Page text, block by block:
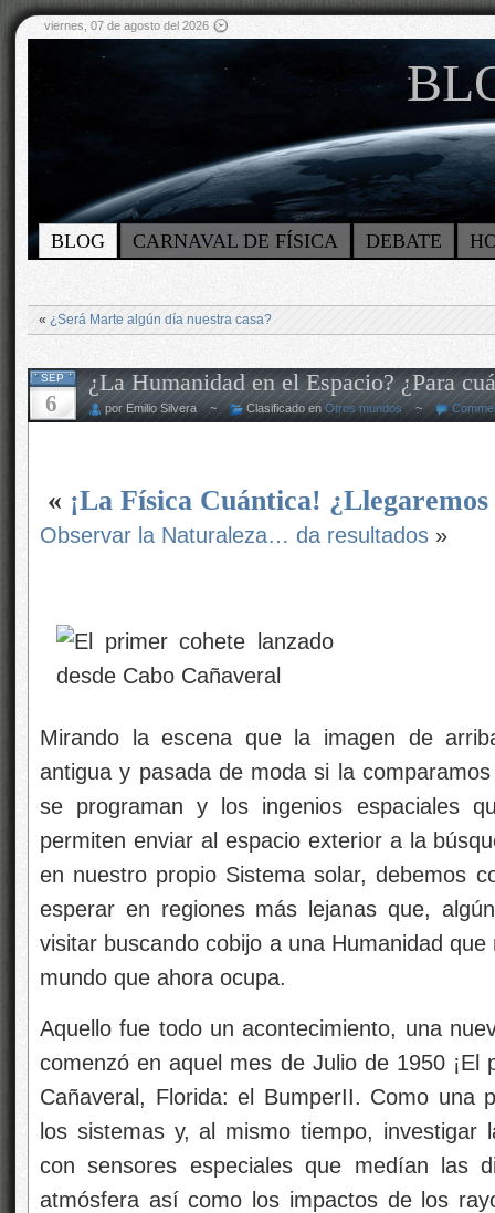
viernes, 07 de agosto del 2026
BLOG CARNAVAL DE FÍSICA DEBATE
« ¿Será Marte algún día nuestra casa?
SEP
6
¿La Humanidad en el Espacio? ¿Para
por Emilio Silvera ~ Clasificado en Otros mundos ~
« ¡La Física Cuántica!
Observar la Naturaleza… da resultados »
Mirando la escena que la imagen de
antigua y pasada de moda si la
se programan y los ingenios espaciales
permiten enviar al espacio exterior a la
en nuestro propio Sistema solar, debemos
esperar en regiones más lejanas que,
visitar buscando cobijo a una Humanidad
mundo que ahora ocupa.
Aquello fue todo un acontecimiento, una
comenzó en aquel mes de Julio de 1950 ¡El
Cañaveral, Florida: el BumperII. Como una
los sistemas y, al mismo tiempo, investigar
con sensores especiales que medían las
atmósfera así como los impactos de los